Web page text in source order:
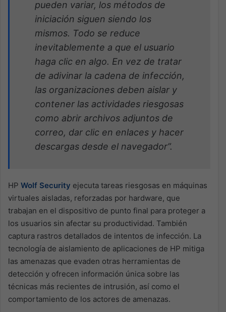
pueden variar, los métodos de
iniciación siguen siendo los
mismos. Todo se reduce
inevitablemente a que el usuario
haga clic en algo. En vez de tratar
de adivinar la cadena de infección,
las organizaciones deben aislar y
contener las actividades riesgosas
como abrir archivos adjuntos de
correo, dar clic en enlaces y hacer
descargas desde el navegador”.
HP Wolf Security ejecuta tareas riesgosas en máquinas
virtuales aisladas, reforzadas por hardware, que
trabajan en el dispositivo de punto final para proteger a
los usuarios sin afectar su productividad. También
captura rastros detallados de intentos de infección. La
tecnología de aislamiento de aplicaciones de HP mitiga
las amenazas que evaden otras herramientas de
detección y ofrecen información única sobre las
técnicas más recientes de intrusión, así como el
comportamiento de los actores de amenazas.